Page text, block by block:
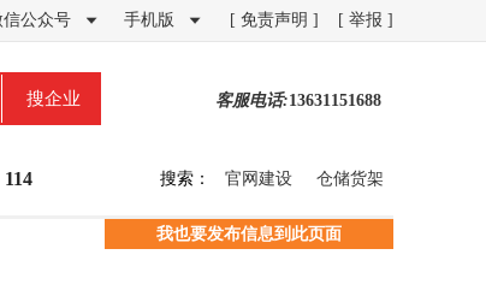
信公众号  手机版  [ 免责声明 ] [ 举报 ]
搜企业 客服电话:13631151688
114 搜索： 官网建设 仓储货架
我也要发布信息到此页面